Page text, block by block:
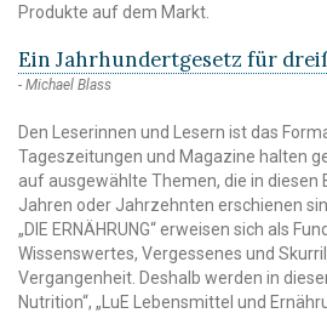
Produkte auf dem Markt.
Ein Jahrhundertgesetz für
Michael Blass
Den Leserinnen und Lesern ist das
Tageszeitungen und Magazine halten
auf ausgewählte Themen, die in diesen
Jahren oder Jahrzehnten erschienen
„DIE ERNÄHRUNG“ erweisen sich als
Wissenswertes, Vergessenes und
Vergangenheit. Deshalb werden in
Nutrition“, „LuE Lebensmittel und